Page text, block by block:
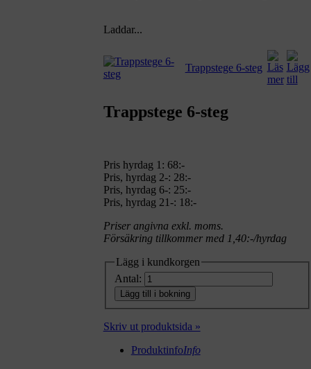
Laddar...
Trappstege 6-steg
Trappstege 6-steg
Pris hyrdag 1: 68:-
Pris, hyrdag 2-: 28:-
Pris, hyrdag 6-: 25:-
Pris, hyrdag 21-: 18:-
Priser angivna exkl. moms.
Försäkring tillkommer med 1,40:-/hyrdag
Lägg i kundkorgen
Antal:
Lägg till i bokning
Skriv ut produktsida »
ProduktinfoInfo